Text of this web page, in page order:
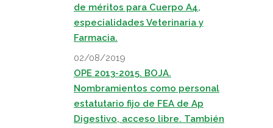
de méritos para Cuerpo A4,
especialidades Veterinaria y
Farmacia.
02/08/2019
OPE 2013-2015. BOJA.
Nombramientos como personal
estatutario fijo de FEA de Ap
Digestivo, acceso libre. También